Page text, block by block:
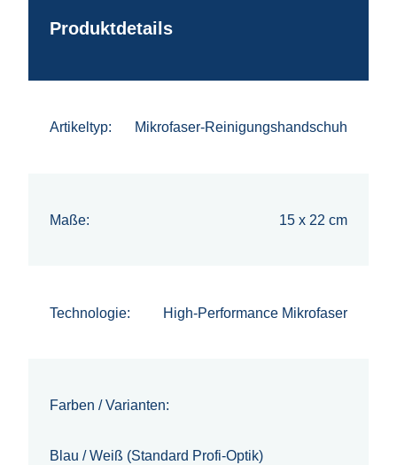
Produktdetails
Artikeltyp: Mikrofaser-Reinigungshandschuh
Maße: 15 x 22 cm
Technologie: High-Performance Mikrofaser
Farben / Varianten:
Blau / Weiß (Standard Profi-Optik)